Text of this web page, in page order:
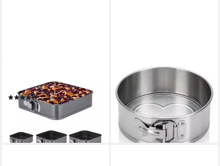
quadratisch
(4)
19,99 € UVP 39,99 €
lieferbar - in 2-3 Werktagen bei dir
Springform Kuchenform
Edelstahl Backform "Mini"
unbeschichtet PFAS-frei 18
cm, (2-tlg)
18,99 €
lieferbar - in 2-3 Werktagen bei dir